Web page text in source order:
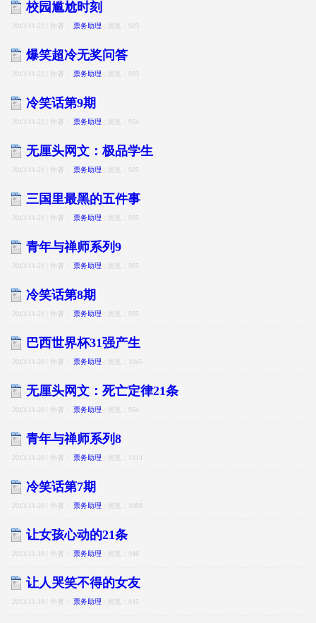
校园尴尬时刻
2013-11-22 | 作者： 票务助理 | 浏览：923
爆笑超冷无奖问答
2013-11-22 | 作者： 票务助理 | 浏览：933
冷笑话第9期
2013-11-22 | 作者： 票务助理 | 浏览：954
无厘头网文：极品学生
2013-11-21 | 作者： 票务助理 | 浏览：925
三国里最黑的五件事
2013-11-21 | 作者： 票务助理 | 浏览：935
青年与禅师系列9
2013-11-21 | 作者： 票务助理 | 浏览：985
冷笑话第8期
2013-11-21 | 作者： 票务助理 | 浏览：935
巴西世界杯31强产生
2013-11-20 | 作者： 票务助理 | 浏览：1045
无厘头网文：死亡定律21条
2013-11-20 | 作者： 票务助理 | 浏览：954
青年与禅师系列8
2013-11-20 | 作者： 票务助理 | 浏览：1314
冷笑话第7期
2013-11-20 | 作者： 票务助理 | 浏览：1008
让女孩心动的21条
2013-11-19 | 作者： 票务助理 | 浏览：946
让人哭笑不得的女友
2013-11-19 | 作者： 票务助理 | 浏览：945